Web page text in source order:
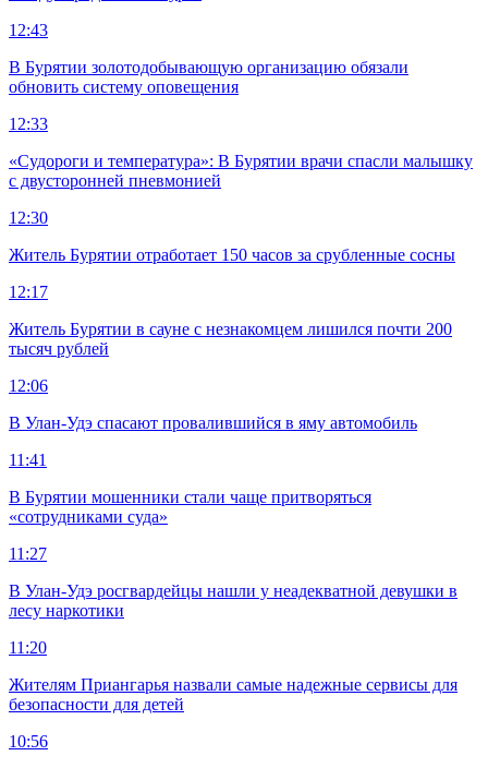
12:43
В Бурятии золотодобывающую организацию обязали
обновить систему оповещения
12:33
«Судороги и температура»: В Бурятии врачи спасли малышку
с двусторонней пневмонией
12:30
Житель Бурятии отработает 150 часов за срубленные сосны
12:17
Житель Бурятии в сауне с незнакомцем лишился почти 200
тысяч рублей
12:06
В Улан-Удэ спасают провалившийся в яму автомобиль
11:41
В Бурятии мошенники стали чаще притворяться
«сотрудниками суда»
11:27
В Улан-Удэ росгвардейцы нашли у неадекватной девушки в
лесу наркотики
11:20
Жителям Приангарья назвали самые надежные сервисы для
безопасности для детей
10:56